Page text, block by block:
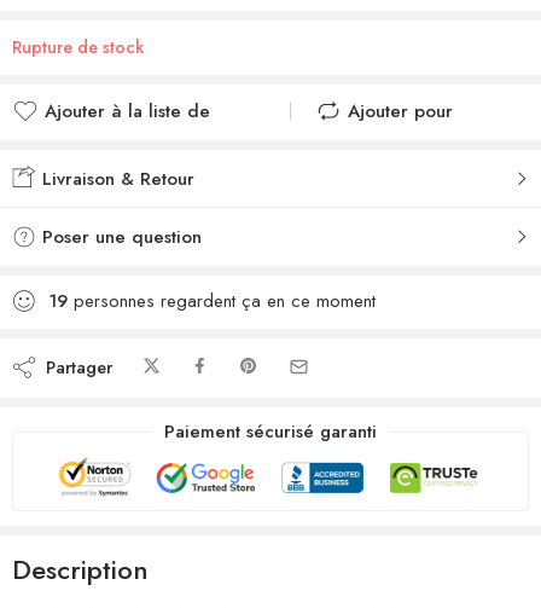
Rupture de stock
Ajouter à la liste de
Ajouté à la liste de
Ajouter pour
Livraison & Retour
Poser une question
19 personnes regardent ça en ce moment
Partager
Paiement sécurisé garanti
Description